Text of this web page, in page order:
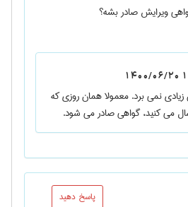
ویرایش صادر بشه؟
نمی برد. معمولا همان روزی که
می کنید، گواهی صادر می شود.
پاسخ دهید